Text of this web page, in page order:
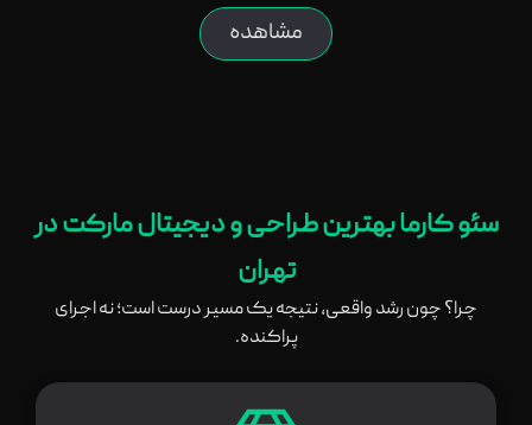
مشاهده
سئو کارما بهترین طراحی و دیجیتال مارکت در
تهران
چرا؟ چون رشد واقعی، نتیجه یک مسیر درست است؛ نه اجرای
پراکنده.